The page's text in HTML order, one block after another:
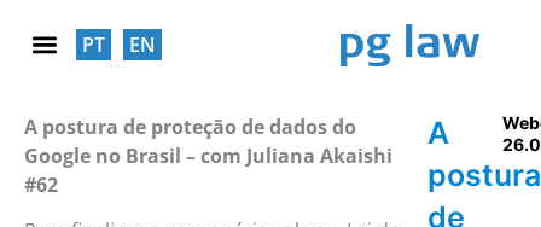
PT EN
A
postura
de
A postura de proteção de dados do
Google no Brasil – com Juliana Akaishi
#62